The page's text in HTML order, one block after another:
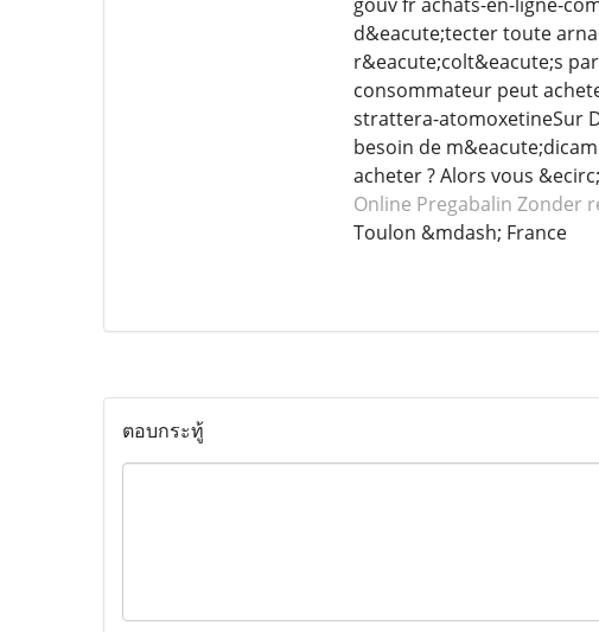
d&eacute;tecter toute
r&eacute;colt&eacute;s
consommateur peut
strattera-atomoxetineSur
besoin de
acheter ? Alors vous
Online Pregabalin Zonder
Toulon &mdash; France
ตอบกระทู้